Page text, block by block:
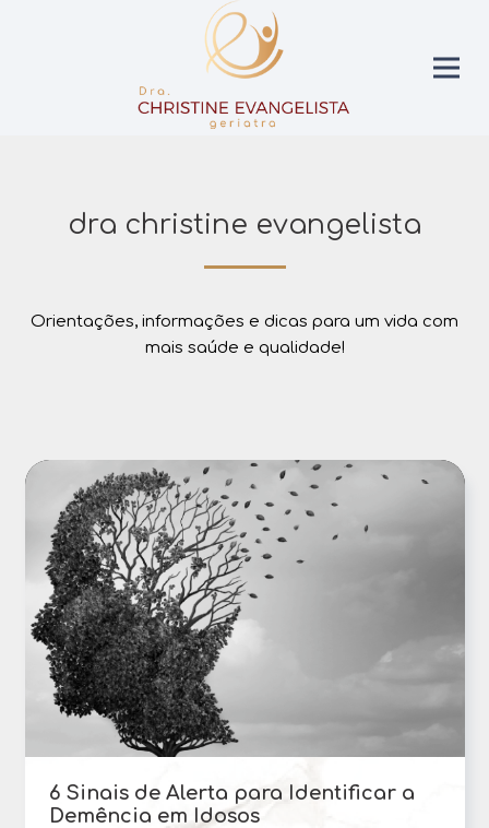
dra christine evangelista
Orientações, informações e dicas para um vida com
mais saúde e qualidade!
6 Sinais de Alerta para Identificar a
Demência em Idosos